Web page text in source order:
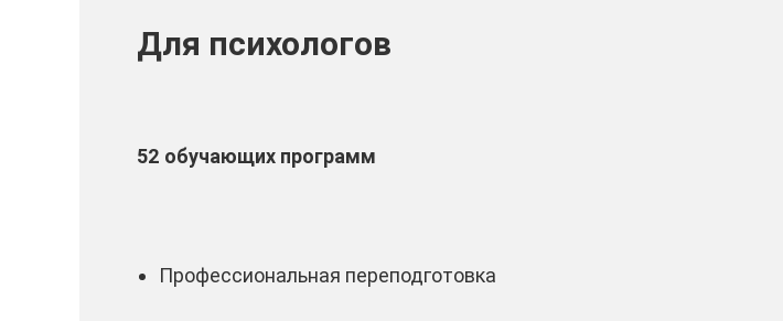
Для психологов
52 обучающих программ
Профессиональная переподготовка